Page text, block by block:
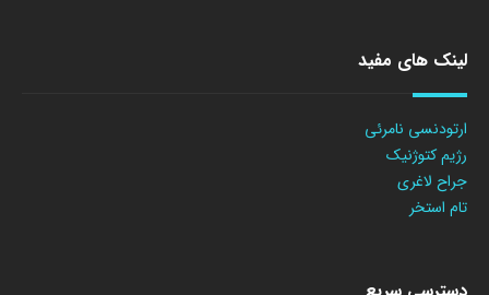
لینک های مفید
ارتودنسی نامرئی
رژیم کتوژنیک
جراح لاغری
تام استخر